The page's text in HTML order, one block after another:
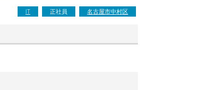
IT 正社員 名古屋市中村区